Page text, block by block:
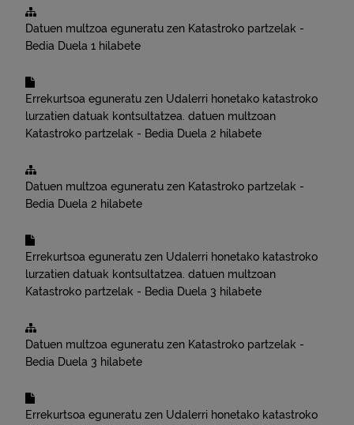
Datuen multzoa eguneratu zen Katastroko partzelak -
Bedia Duela 1 hilabete
Errekurtsoa eguneratu zen Udalerri honetako katastroko
lurzatien datuak kontsultatzea. datuen multzoan
Katastroko partzelak - Bedia Duela 2 hilabete
Datuen multzoa eguneratu zen Katastroko partzelak -
Bedia Duela 2 hilabete
Errekurtsoa eguneratu zen Udalerri honetako katastroko
lurzatien datuak kontsultatzea. datuen multzoan
Katastroko partzelak - Bedia Duela 3 hilabete
Datuen multzoa eguneratu zen Katastroko partzelak -
Bedia Duela 3 hilabete
Errekurtsoa eguneratu zen Udalerri honetako katastroko